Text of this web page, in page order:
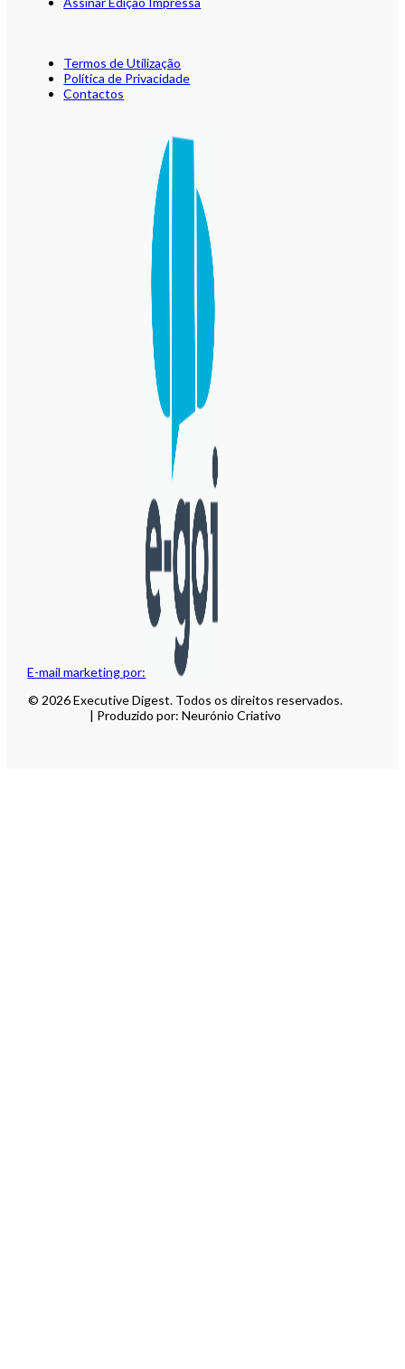
E-mail marketing por:
Termos de Utilização
Política de Privacidade
Contactos
© 2026 Executive Digest. Todos os direitos reservados.
| Produzido por: Neurónio Criativo